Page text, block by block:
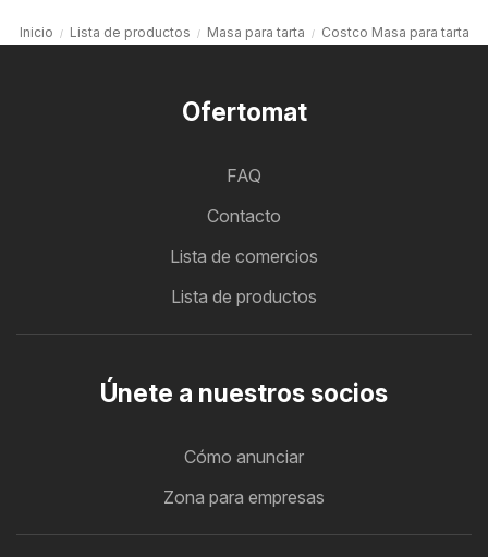
Inicio Lista de productos Masa para tarta Costco Masa para tarta
Ofertomat
FAQ
Contacto
Lista de comercios
Lista de productos
Únete a nuestros socios
Cómo anunciar
Zona para empresas